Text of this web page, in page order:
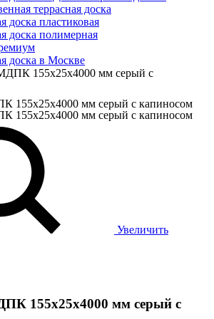
террасная доска
доска пластиковая
доска полимерная
доска в Москве
155х25х4000 мм серый с
Увеличить
155х25х4000 мм серый с